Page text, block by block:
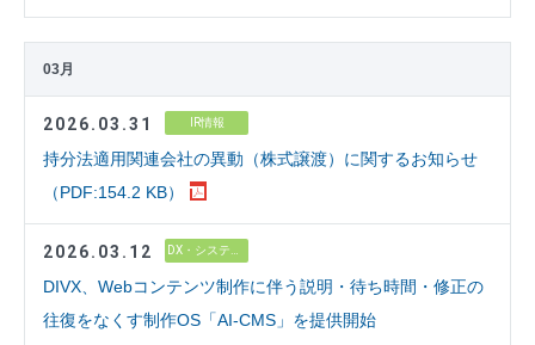
03月
2026.03.31 IR情報
持分法適用関連会社の異動（株式譲渡）に関するお知らせ
（PDF:154.2 KB）
2026.03.12 DX・システム開発
DIVX、Webコンテンツ制作に伴う説明・待ち時間・修正の
往復をなくす制作OS「AI-CMS」を提供開始